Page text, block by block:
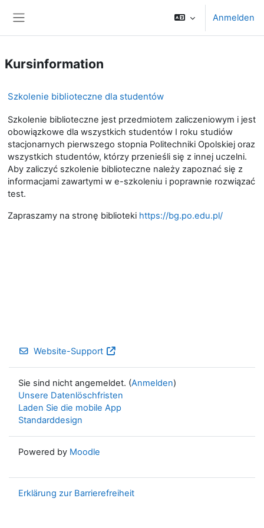
Anmelden
Kursinformation
Szkolenie biblioteczne dla studentów
Szkolenie biblioteczne jest przedmiotem zaliczeniowym i jest
obowiązkowe dla wszystkich studentów I roku studiów
stacjonarnych pierwszego stopnia Politechniki Opolskiej oraz
wszystkich studentów, którzy przenieśli się z innej uczelni.
Aby zaliczyć szkolenie biblioteczne należy zapoznać się z
informacjami zawartymi w e-szkoleniu i poprawnie rozwiązać
test.
Zapraszamy na stronę biblioteki https://bg.po.edu.pl/
Website-Support
Sie sind nicht angemeldet. (Anmelden)
Unsere Datenlöschfristen
Laden Sie die mobile App
Standarddesign
Powered by Moodle
Erklärung zur Barrierefreiheit